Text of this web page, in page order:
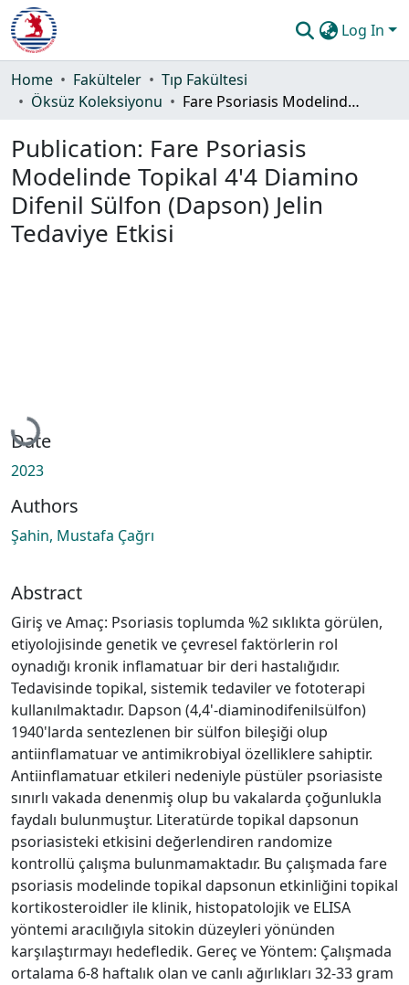
Log In
Communities & Collections
Statistics
Guide
Home Fakülteler
Tıp Fakültesi
Öksüz Koleksiyonu
Fare Psoriasis Modelinde Topikal 4'4 Diamino Difenil Sülfon (Dapson) Jelin Tedaviye Etkisi
Publication: Fare Psoriasis
Modelinde Topikal 4'4 Diamino
Difenil Sülfon (Dapson) Jelin
Tedaviye Etkisi
Loading...
Date
2023
Authors
Şahin, Mustafa Çağrı
Abstract
Giriş ve Amaç: Psoriasis toplumda %2 sıklıkta görülen,
etiyolojisinde genetik ve çevresel faktörlerin rol
oynadığı kronik inflamatuar bir deri hastalığıdır.
Tedavisinde topikal, sistemik tedaviler ve fototerapi
kullanılmaktadır. Dapson (4,4'-diaminodifenilsülfon)
1940'larda sentezlenen bir sülfon bileşiği olup
antiinflamatuar ve antimikrobiyal özelliklere sahiptir.
Antiinflamatuar etkileri nedeniyle püstüler psoriasiste
sınırlı vakada denenmiş olup bu vakalarda çoğunlukla
faydalı bulunmuştur. Literatürde topikal dapsonun
psoriasisteki etkisini değerlendiren randomize
kontrollü çalışma bulunmamaktadır. Bu çalışmada fare
psoriasis modelinde topikal dapsonun etkinliğini topikal
kortikosteroidler ile klinik, histopatolojik ve ELISA
yöntemi aracılığıyla sitokin düzeyleri yönünden
karşılaştırmayı hedefledik. Gereç ve Yöntem: Çalışmada
ortalama 6-8 haftalık olan ve canlı ağırlıkları 32-33 gram